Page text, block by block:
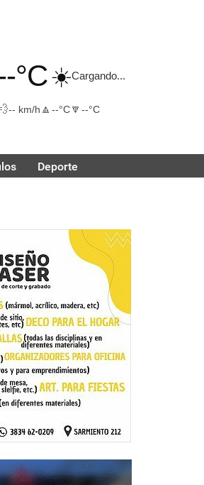
°C☀️Cargando...
-- km/h 🔼 --°C🔽 --°C
Deporte